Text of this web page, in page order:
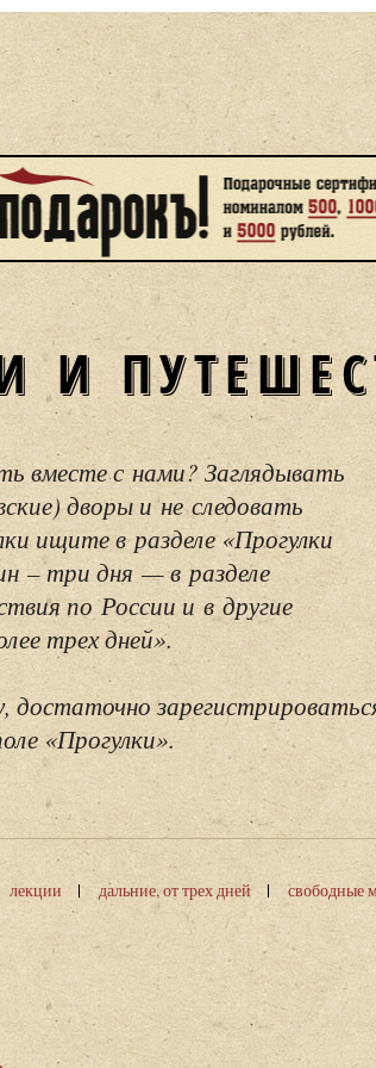
И
вместе с нами? Заглядывать
дворы и не следовать
ищите в разделе «Прогулки
– три дня — в разделе
по России и в другие
трех дней».
«Прогулки».
лекции дальние, от трех дней
свободные